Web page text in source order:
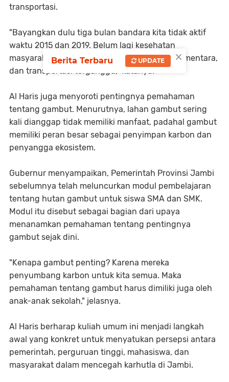
transportasi.
"Bayangkan dulu tiga bulan bandara kita tidak aktif
waktu 2015 dan 2019. Belum lagi kesehatan
masyarakat terganggu, sekolah dihentikan sementara,
dan transportasi terganggu," katanya.
Al Haris juga menyoroti pentingnya pemahaman
tentang gambut. Menurutnya, lahan gambut sering
kali dianggap tidak memiliki manfaat, padahal gambut
memiliki peran besar sebagai penyimpan karbon dan
penyangga ekosistem.
Gubernur menyampaikan, Pemerintah Provinsi Jambi
sebelumnya telah meluncurkan modul pembelajaran
tentang hutan gambut untuk siswa SMA dan SMK.
Modul itu disebut sebagai bagian dari upaya
menanamkan pemahaman tentang pentingnya
gambut sejak dini.
"Kenapa gambut penting? Karena mereka
penyumbang karbon untuk kita semua. Maka
pemahaman tentang gambut harus dimiliki juga oleh
anak-anak sekolah," jelasnya.
Al Haris berharap kuliah umum ini menjadi langkah
awal yang konkret untuk menyatukan persepsi antara
pemerintah, perguruan tinggi, mahasiswa, dan
masyarakat dalam mencegah karhutla di Jambi.
×
Berita Terbaru UPDATE